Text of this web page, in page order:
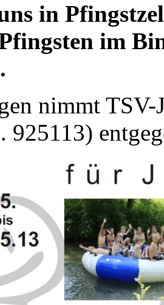
in
im
nimmt TSV-
925113)